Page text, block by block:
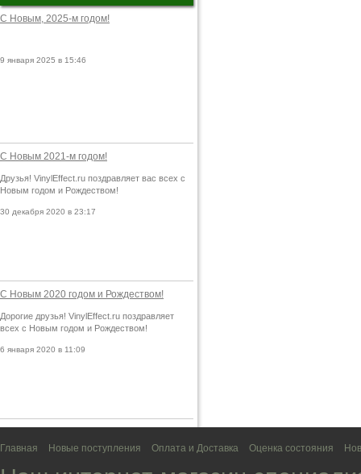
С Новым, 2025-м годом!
9 января 2025 в 15:46
С Новым 2021-м годом!
Друзья! VinylEffect.ru поздравляет вас всех с
Новым годом и Рождеством!
30 декабря 2020 в 23:17
С Новым 2020 годом и Рождеством!
Дорогие друзья! VinylEffect.ru поздравляет
всех с Новым годом и Рождеством!
6 января 2020 в 11:09
Главная Новые поступления Оплата и Доставка Оценка состояния